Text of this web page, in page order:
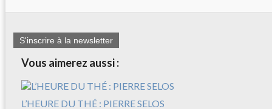
S'inscrire à la newsletter
Vous aimerez aussi :
L’HEURE DU THÉ : PIERRE SELOS